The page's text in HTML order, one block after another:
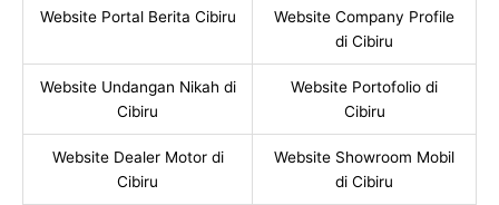
Website Portal Berita Cibiru
Website Company Profile
di Cibiru
Website Undangan Nikah di
Cibiru
Website Portofolio di
Cibiru
Website Dealer Motor di
Cibiru
Website Showroom Mobil
di Cibiru